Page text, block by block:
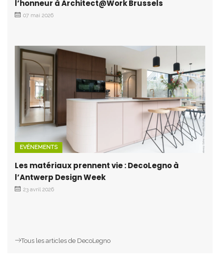
l’honneur à Architect@Work Brussels
07 mai 2026
EVÉNEMENTS
Les matériaux prennent vie : DecoLegno à
l’Antwerp Design Week
23 avril 2026
Tous les articles de DecoLegno